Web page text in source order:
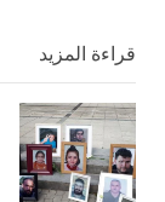
قراءة المزيد